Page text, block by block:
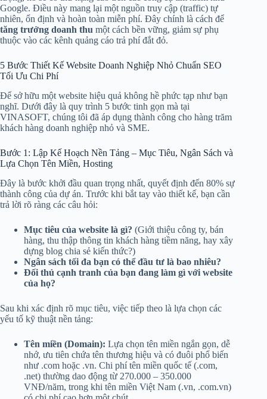
Google. Điều này mang lại một nguồn truy cập (traffic) tự
nhiên, ổn định và hoàn toàn miễn phí. Đây chính là cách để
tăng trưởng doanh thu một cách bền vững, giảm sự phụ
thuộc vào các kênh quảng cáo trả phí đắt đỏ.
5 Bước Thiết Kế Website Doanh Nghiệp Nhỏ Chuẩn SEO
Tối Ưu Chi Phí
Để sở hữu một website hiệu quả không hề phức tạp như bạn
nghĩ. Dưới đây là quy trình 5 bước tinh gọn mà tại
VINASOFT, chúng tôi đã áp dụng thành công cho hàng trăm
khách hàng doanh nghiệp nhỏ và SME.
Bước 1: Lập Kế Hoạch Nền Tảng – Mục Tiêu, Ngân Sách và
Lựa Chọn Tên Miền, Hosting
Đây là bước khởi đầu quan trọng nhất, quyết định đến 80% sự
thành công của dự án. Trước khi bắt tay vào thiết kế, bạn cần
trả lời rõ ràng các câu hỏi:
Mục tiêu của website là gì? (Giới thiệu công ty, bán
hàng, thu thập thông tin khách hàng tiềm năng, hay xây
dựng blog chia sẻ kiến thức?)
Ngân sách tối đa bạn có thể đầu tư là bao nhiêu?
Đối thủ cạnh tranh của bạn đang làm gì với website
của họ?
Sau khi xác định rõ mục tiêu, việc tiếp theo là lựa chọn các
yếu tố kỹ thuật nền tảng:
Tên miền (Domain): Lựa chọn tên miền ngắn gọn, dễ
nhớ, ưu tiên chứa tên thương hiệu và có đuôi phổ biến
như .com hoặc .vn. Chi phí tên miền quốc tế (.com,
.net) thường dao động từ 270.000 – 350.000
VNĐ/năm, trong khi tên miền Việt Nam (.vn, .com.vn)